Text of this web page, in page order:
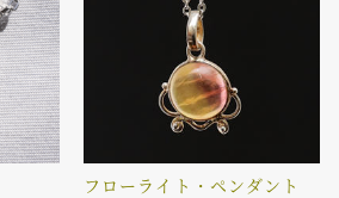
フローライト・ペンダント